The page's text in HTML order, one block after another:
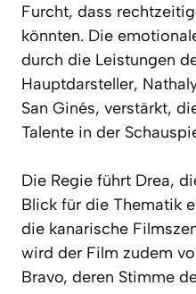
Furcht, dass
könnten. Die
durch die Leistungen
Hauptdarsteller,
San Ginés, verstärkt,
Talente in der
Die Regie führt Drea,
Blick für die Thematik
die kanarische
wird der Film zudem
Bravo, deren Stimme